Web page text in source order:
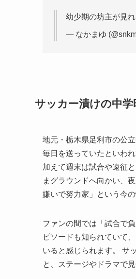
幼少期の坊主が見
— なかまゆ
サッカー漬けの中学
地元・栃木県足利市の公
毎日を送っていたといわ
加えて週末は試合や遠征
まグラウンドへ向かい、
嫌いで努力家」という今
ファンの間では「試合で
ピソードも知られていて
いると感じられます。 サ
と、ステージやドラマで